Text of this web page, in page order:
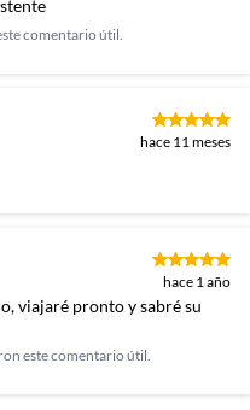
comentario útil.
hace 11 meses
hace 1 año
este comentario útil.